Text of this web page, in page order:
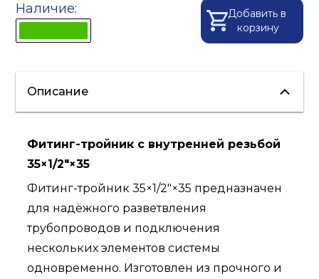
Наличие:
Добавить в
корзину
Описание
Фитинг-тройник с внутренней резьбой
35×1/2"×35
Фитинг-тройник 35×1/2"×35 предназначен
для надёжного разветвления
трубопроводов и подключения
нескольких элементов системы
одновременно. Изготовлен из прочного и